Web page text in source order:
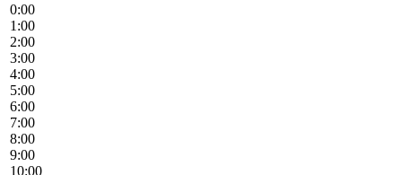
0:00
1:00
2:00
3:00
4:00
5:00
6:00
7:00
8:00
9:00
10:00